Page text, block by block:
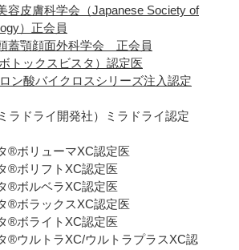
サム酸）
ダウンタイム：特になし
射
プラセンタ注射は、人の胎盤か
ダウンタイム：特になし
肩ボトックス
肉の働きを和らげます。
ダウンタイム：1～2日程度
容皮膚科学会（Japanese Society of
）正会員
蓋顎顔面外科学会 正会員
トックスビスタ）認定医
ン酸バイクロスシリーズ注入認定
ラドライ開発社）ミラドライ認定
®ボリューマXC認定医
®ボリフトXC認定医
®ボルベラXC認定医
®ボラックスXC認定医
®ボライトXC認定医
®ウルトラXC/ウルトラプラスXC認